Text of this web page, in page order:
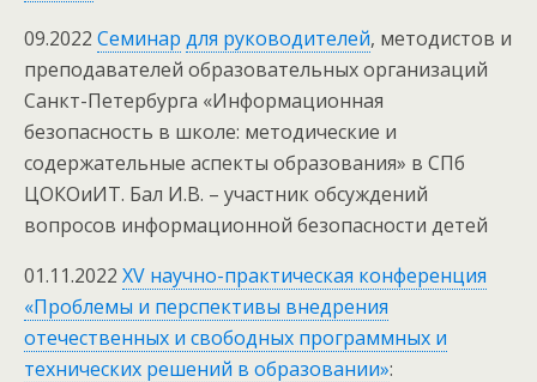
09.2022 Семинар для руководителей, методистов и
преподавателей образовательных организаций
Санкт-Петербурга «Информационная
безопасность в школе: методические и
содержательные аспекты образования» в СПб
ЦОКОиИТ. Бал И.В. – участник обсуждений
вопросов информационной безопасности детей
01.11.2022 XV научно-практическая конференция
«Проблемы и перспективы внедрения
отечественных и свободных программных и
технических решений в образовании»: